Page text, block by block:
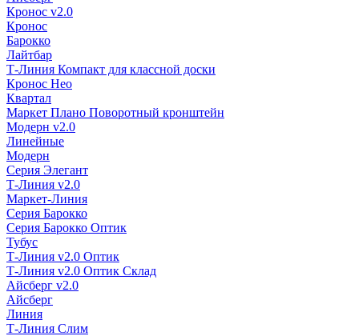
Кронос v2.0
Кронос
Барокко
Лайтбар
Т-Линия Компакт для классной доски
Кронос Нео
Квартал
Маркет Плано Поворотный кронштейн
Модерн v2.0
Линейные
Модерн
Серия Элегант
Т-Линия v2.0
Маркет-Линия
Серия Барокко
Серия Барокко Оптик
Тубус
Т-Линия v2.0 Оптик
Т-Линия v2.0 Оптик Склад
Айсберг v2.0
Айсберг
Линия
Т-Линия Слим